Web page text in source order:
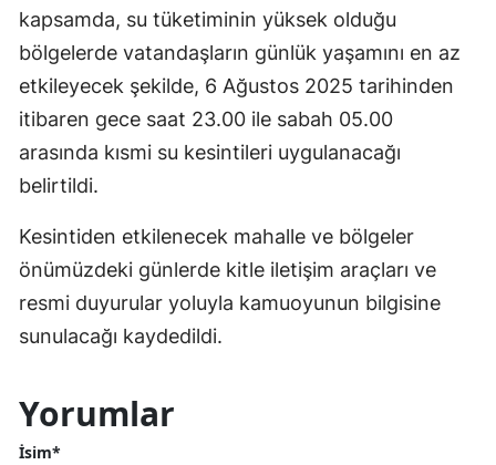
kapsamda, su tüketiminin yüksek olduğu
bölgelerde vatandaşların günlük yaşamını en az
etkileyecek şekilde, 6 Ağustos 2025 tarihinden
itibaren gece saat 23.00 ile sabah 05.00
arasında kısmi su kesintileri uygulanacağı
belirtildi.
Kesintiden etkilenecek mahalle ve bölgeler
önümüzdeki günlerde kitle iletişim araçları ve
resmi duyurular yoluyla kamuoyunun bilgisine
sunulacağı kaydedildi.
Yorumlar
İsim*